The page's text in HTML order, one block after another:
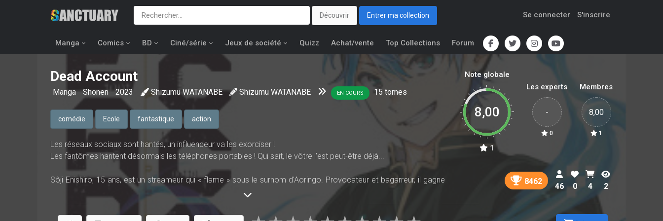
Découvrir Entrer ma collection Se connecter S'inscrire
Manga Comics BD Ciné/série Jeux de société Quizz Achat/vente Top Collections Forum
Dead Account
Manga Shonen 2023 Shizumu WATANABE Shizumu WATANABE EN COURS 15 tomes
comédie Ecole fantastique action
Les réseaux sociaux sont hantés, un influenceur va les exorciser !
Les fantômes hantent désormais les téléphones portables ! Qui sait, le vôtre l'est peut-être déjà...
Sôji Enishiro, 15 ans, est un streameur qui « flame » sous le surnom d'Aoringo. Provocateur et bagarreur, il gagne
beaucoup d'argent avec ses vidéos au contenu violent.
Toutefois, l'adolescent le plus détesté au monde est en réalité un grand frère dévoué à Akari, sa petite sœur, et un
Note globale
8,00
1
Les experts
-
0
Membres
8,00
1
8462
46 0 4 2